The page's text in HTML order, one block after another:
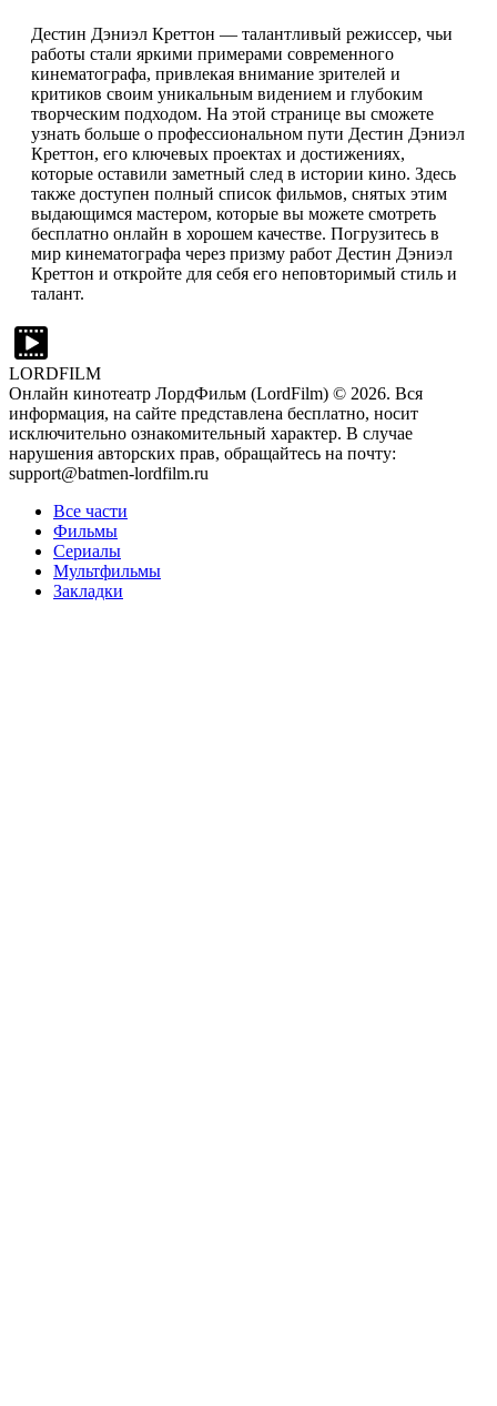
Дестин Дэниэл Креттон — талантливый режиссер, чьи
работы стали яркими примерами современного
кинематографа, привлекая внимание зрителей и
критиков своим уникальным видением и глубоким
творческим подходом. На этой странице вы сможете
узнать больше о профессиональном пути Дестин Дэниэл
Креттон, его ключевых проектах и достижениях,
которые оставили заметный след в истории кино. Здесь
также доступен полный список фильмов, снятых этим
выдающимся мастером, которые вы можете смотреть
бесплатно онлайн в хорошем качестве. Погрузитесь в
мир кинематографа через призму работ Дестин Дэниэл
Креттон и откройте для себя его неповторимый стиль и
талант.
LORDFILM
Онлайн кинотеатр ЛордФильм (LordFilm) © 2026. Вся
информация, на сайте представлена бесплатно, носит
исключительно ознакомительный характер. В случае
нарушения авторских прав, обращайтесь на почту:
support@batmen-lordfilm.ru
Все части
Фильмы
Сериалы
Мультфильмы
Закладки